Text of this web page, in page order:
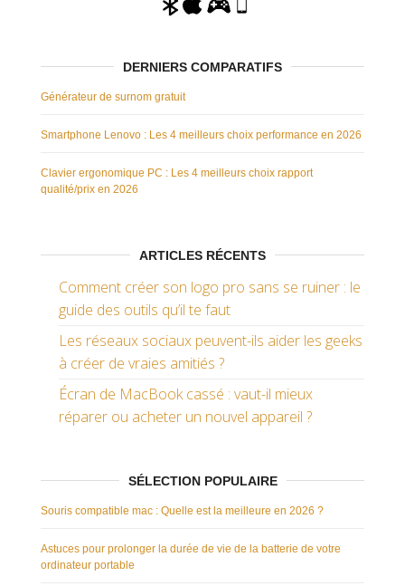
DERNIERS COMPARATIFS
Générateur de surnom gratuit
Smartphone Lenovo : Les 4 meilleurs choix performance en 2026
Clavier ergonomique PC : Les 4 meilleurs choix rapport
qualité/prix en 2026
ARTICLES RÉCENTS
Comment créer son logo pro sans se ruiner : le
guide des outils qu’il te faut
Les réseaux sociaux peuvent-ils aider les geeks
à créer de vraies amitiés ?
Écran de MacBook cassé : vaut-il mieux
réparer ou acheter un nouvel appareil ?
SÉLECTION POPULAIRE
Souris compatible mac : Quelle est la meilleure en 2026 ?
Astuces pour prolonger la durée de vie de la batterie de votre
ordinateur portable